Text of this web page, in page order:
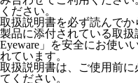
ください。
取扱説明書を必ず読んでか
製品に添付されている取扱
Eyeware」を安全にお使い
れています。
取扱説明書は、ご使用前
てください。